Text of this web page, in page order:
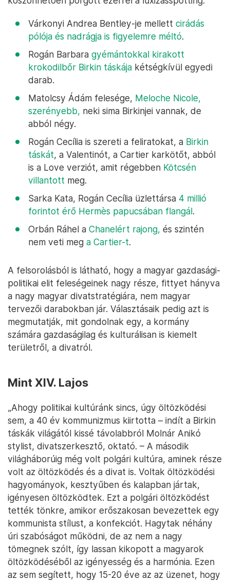
Várkonyi Andrea Bentley-je mellett cirádás
pólója és nadrágja is figyelemre méltó.
Rogán Barbara gyémántokkal kirakott
krokodilbőr Birkin táskája kétségkívül egyedi
darab.
Matolcsy Ádám felesége, Meloche Nicole,
szerényebb, neki sima Birkinjei vannak, de
abból négy.
Rogán Cecília is szereti a feliratokat, a Birkin
táskát, a Valentinót, a Cartier karkötőt, abból
is a Love verziót, amit régebben Kötcsén
villantott meg.
Sarka Kata, Rogán Cecília üzlettársa 4 millió
forintot érő Hermès papucsában flangál.
Orbán Ráhel a Chanelért rajong, és szintén
nem veti meg a Cartier-t.
A felsorolásból is látható, hogy a magyar gazdasági-
politikai elit feleségeinek nagy része, fittyet hányva
a nagy magyar divatstratégiára, nem magyar
tervezői darabokban jár. Választásaik pedig azt is
megmutatják, mit gondolnak egy, a kormány
számára gazdaságilag és kulturálisan is kiemelt
területről, a divatról.
Mint XIV. Lajos
„Ahogy politikai kultúránk sincs, úgy öltözködési
sem, a 40 év kommunizmus kiirtotta – indít a Birkin
táskák világától kissé távolabbról Molnár Anikó
stylist, divatszerkesztő, oktató. – A második
világháborúig még volt polgári kultúra, aminek része
volt az öltözködés és a divat is. Voltak öltözködési
hagyományok, kesztyűben és kalapban jártak,
igényesen öltözködtek. Ezt a polgári öltözködést
tették tönkre, amikor erőszakosan bevezettek egy
kommunista stílust, a konfekciót. Hagytak néhány
úri szabóságot működni, de az nem a nagy
tömegnek szólt, így lassan kikopott a magyarok
öltözködéséből az igényesség és a harmónia. Ezen
az sem segített, hogy 15-20 éve az az üzenet, hogy